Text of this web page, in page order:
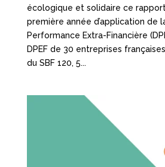
écologique et solidaire ce
première année d’application de
Performance Extra-Financière
DPEF de 30 entreprises
du SBF 120, 5...